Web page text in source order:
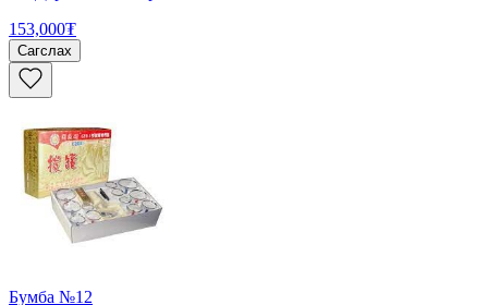
153,000₮
Сагслах
Бумба №12